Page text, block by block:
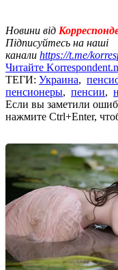
Новини від
Підписуйтесь на наші
канали https://t.me/
Читайте
ТЕГИ: Украина,
пенсионеры, пенсии,
Если вы заметили
нажмите Ctrl+Enter,